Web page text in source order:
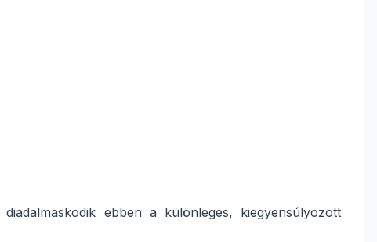
ebben a különleges, kiegyensúlyozott